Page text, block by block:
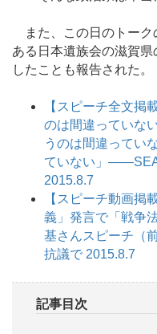
また、この日のトーク
ある日本遺族会の滋賀
したことも報告された。
【スピーチ全文掲
のは間違っていな
うのは間違ってい
ていない」
2015.8.7
【スピーチ動画掲
義」発言で「戦争
基さんスピーチ（
抗議で 2015.8.7
記事目次